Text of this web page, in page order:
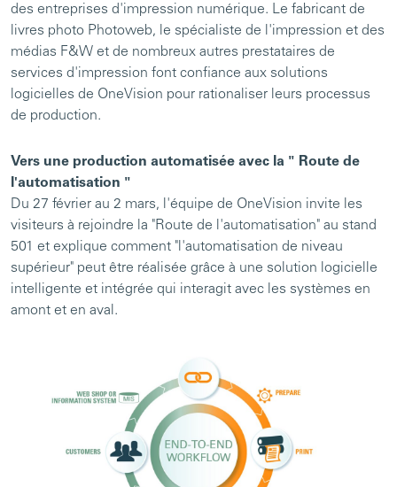
des entreprises d'impression numérique. Le fabricant de
livres photo Photoweb, le spécialiste de l'impression et des
médias F&W et de nombreux autres prestataires de
services d'impression font confiance aux solutions
logicielles de OneVision pour rationaliser leurs processus
de production.
Vers une production automatisée avec la " Route de
l'automatisation "
Du 27 février au 2 mars, l'équipe de OneVision invite les
visiteurs à rejoindre la "Route de l'automatisation" au stand
501 et explique comment "l'automatisation de niveau
supérieur" peut être réalisée grâce à une solution logicielle
intelligente et intégrée qui interagit avec les systèmes en
amont et en aval.